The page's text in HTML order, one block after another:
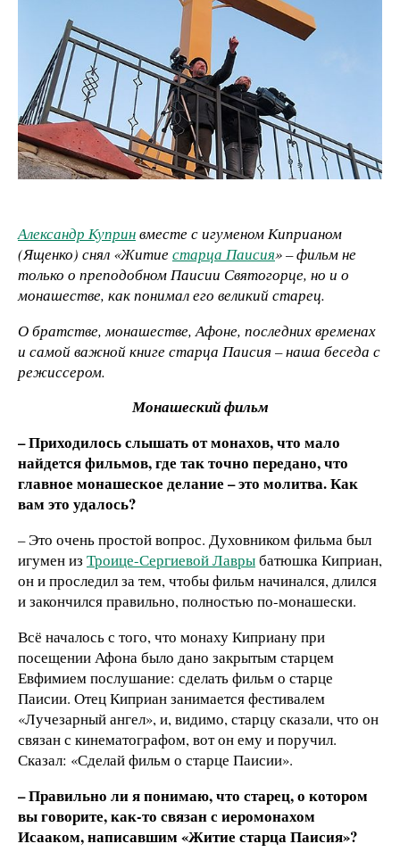
Александр Купринвместе с игуменом Киприаном
(Ященко) снял «Житиестарца Паисия» – фильм не
только о преподобном Паисии Святогорце, но и о
монашестве, как понимал его великий старец.
О братстве, монашестве, Афоне, последних временах
и самой важной книге старца Паисия – наша беседа с
режиссером.
Монашеский фильм
– Приходилось слышать от монахов, что мало
найдется фильмов, где так точно передано, что
главное монашеское делание – это молитва. Как
вам это удалось?
– Это очень простой вопрос. Духовником фильма был
игумен из Троице-Сергиевой Лаврыбатюшка Киприан,
он и проследил за тем, чтобы фильм начинался, длился
и закончился правильно, полностью по-монашески.
Всё началось с того, что монаху Киприану при
посещении Афона было дано закрытым старцем
Евфимием послушание: сделать фильм о старце
Паисии. Отец Киприан занимается фестивалем
«Лучезарный ангел», и, видимо, старцу сказали, что он
связан с кинематографом, вот он ему и поручил.
Сказал: «Сделай фильм о старце Паисии».
– Правильно ли я понимаю, что старец, о котором
вы говорите, как-то связан с иеромонахом
Исааком, написавшим «Житие старца Паисия»?